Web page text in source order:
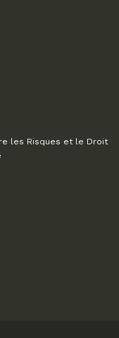
les Risques et le Droit